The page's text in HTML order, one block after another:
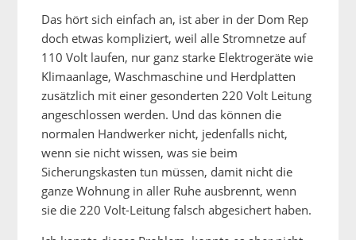
Das hört sich einfach an, ist aber in der Dom Rep
doch etwas kompliziert, weil alle Stromnetze auf
110 Volt laufen, nur ganz starke Elektrogeräte wie
Klimaanlage, Waschmaschine und Herdplatten
zusätzlich mit einer gesonderten 220 Volt Leitung
angeschlossen werden. Und das können die
normalen Handwerker nicht, jedenfalls nicht,
wenn sie nicht wissen, was sie beim
Sicherungskasten tun müssen, damit nicht die
ganze Wohnung in aller Ruhe ausbrennt, wenn
sie die 220 Volt-Leitung falsch abgesichert haben.